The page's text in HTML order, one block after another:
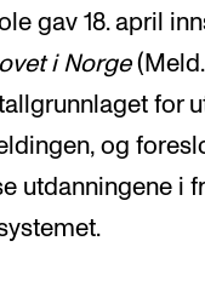
gav 18. april
i Norge(Meld.
for
og
utdanningene i